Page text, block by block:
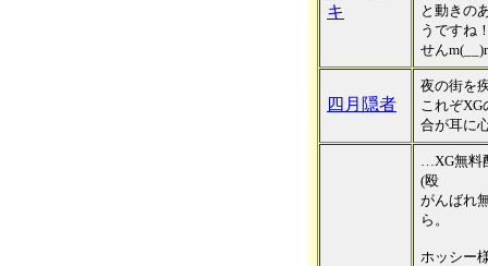
キ
と動きの
うですね
せん
四月隠者
夜の街を
これぞ
合が耳に
…XG無
(殴
がんばれ
ら。
ホッシー